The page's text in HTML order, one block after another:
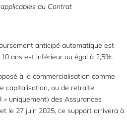
au Contrat
anticipé automatique est
ans est inférieur ou égal à 2,5%.
à la commercialisation comme
capitalisation, ou de retraite
» uniquement) des Assurances
le 27 juin 2025, ce support arrivera à